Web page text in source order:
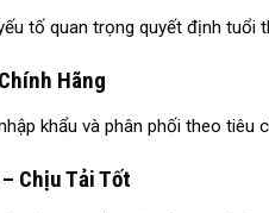
tố quan trọng quyết định tuổi
Hãng
khẩu và phân phối theo tiêu
Chịu Tải Tốt